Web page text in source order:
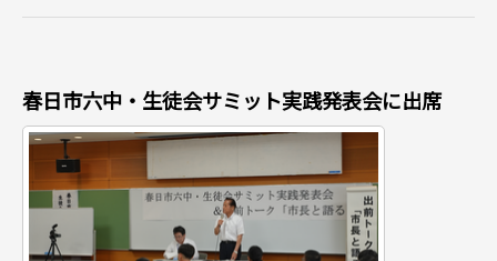
春日市六中・生徒会サミット実践発表会に出席